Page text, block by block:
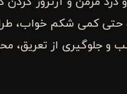
حتی کمی شکم خواب،
و جلوگیری از تعریق،